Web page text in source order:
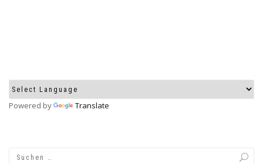
Powered by Translate